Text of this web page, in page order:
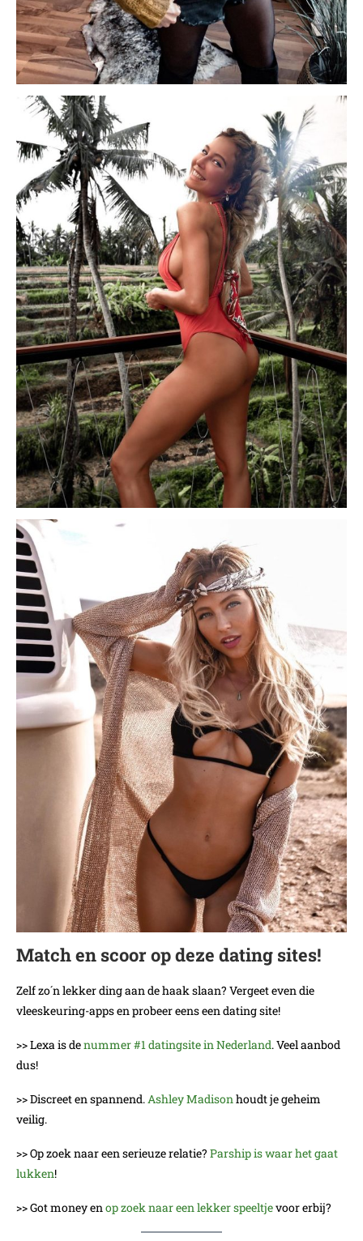
Match en scoor op deze dating sites!
Zelf zo´n lekker ding aan de haak slaan? Vergeet even die
vleeskeuring-apps en probeer eens een dating site!
>> Lexa is denummer #1 datingsite in Nederland. Veel aanbod
dus!
>> Discreet en spannend.Ashley Madisonhoudt je geheim
veilig.
>> Op zoek naar een serieuze relatie? Parship is waar het gaat
lukken!
>> Got money enop zoek naar een lekker speeltjevoor erbij?